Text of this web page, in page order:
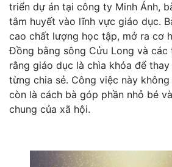
triển dự án tại công ty Minh Ánh,
tâm huyết vào lĩnh vực giáo dục.
cao chất lượng học tập, mở ra cơ
Đồng bằng sông Cửu Long và các
rằng giáo dục là chìa khóa để
từng chia sẻ. Công việc này
còn là cách bà góp phần nhỏ bé
chung của xã hội.